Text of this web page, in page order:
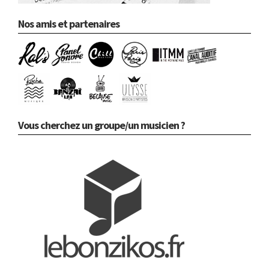
Nos amis et partenaires
Vous cherchez un groupe/un musicien ?